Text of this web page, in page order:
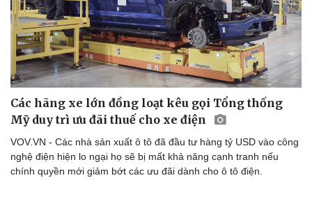
Các hãng xe lớn đồng loạt kêu gọi Tổng thống
Mỹ duy trì ưu đãi thuế cho xe điện
VOV.VN - Các nhà sản xuất ô tô đã đầu tư hàng tỷ USD vào công
nghệ điện hiện lo ngại họ sẽ bị mất khả năng cạnh tranh nếu
chính quyền mới giảm bớt các ưu đãi dành cho ô tô điện.